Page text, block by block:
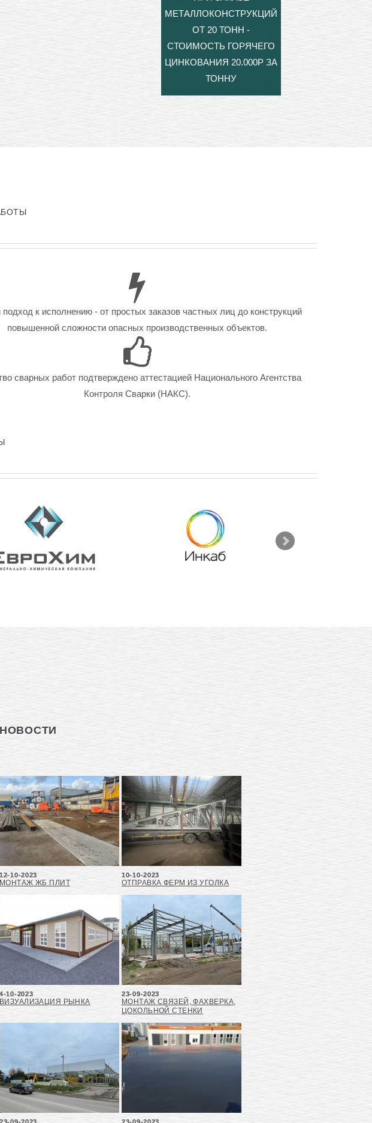
МЕТАЛЛОКОНСТРУКЦИЙ
ОТ 20 ТОНН -
СТОИМОСТЬ ГОРЯЧЕГО
ЦИНКОВАНИЯ 20.000Р ЗА
ТОННУ
подход к исполнению - от простых заказов частных лиц до конструкций
повышенной сложности опасных производственных объектов.
сварных работ подтверждено аттестацией Национального Агентства
Контроля Сварки (НАКС).
НОВОСТИ
12-10-2023
МОНТАЖ ЖБ ПЛИТ
10-10-2023
ОТПРАВКА ФЕРМ ИЗ УГОЛКА
4-10-2023
ВИЗУАЛИЗАЦИЯ РЫНКА
23-09-2023
МОНТАЖ СВЯЗЕЙ, ФАХВЕРКА,
ЦОКОЛЬНОЙ СТЕНКИ